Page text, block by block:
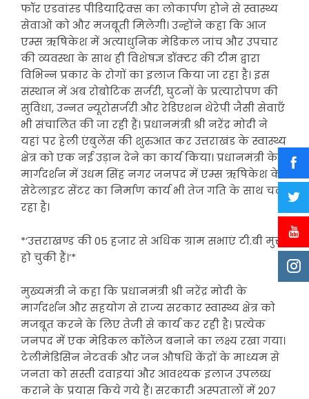
फॉर एडवांस्ड पीडियाट्रिक्स का लोकार्पण होने से स्वास्थ्य
सेवाओं को और मजबूती मिलेगी। उन्होंने कहा कि आज
एम्स ऋषिकेश में अत्याधुनिक मेडिकल जांच और उपचार
की व्यवस्था के साथ ही विशेषज्ञ डॉक्टर की टीम द्वारा
विभिन्न प्रकार के रोगों का इलाज किया जा रहा है। इस
संस्थान में अब रोबोटिक सर्जरी, घुटनों के प्रत्यारोपण की
सुविधा, उन्नत न्यूरोसर्जरी और रेडिएशन थेरेपी जैसी सेवाएँ
भी संचालित की जा रही हैं। प्रधानमंत्री श्री नरेंद्र मोदी ने
यहां पर हेली एंबुलेंस की शुरुआत कर उत्तराखंड के स्वास्थ्य
क्षेत्र को एक नई उड़ान देने का कार्य किया। प्रधानमंत्री के
मार्गदर्शन में उधम सिंह नगर जनपद में एम्स ऋषिकेश के
सेटेलाइट सेंटर का निर्माण कार्य भी तेज गति के साथ चल
रहा है।
*’उत्तराखण्ड की 05 हजार से अधिक ग्राम सभाएं टी.बी मुक्त
हो चुकी हैं।’*
मुख्यमंत्री ने कहा कि प्रधानमंत्री श्री नरेंद्र मोदी के
मार्गदर्शन और सहयोग से राज्य सरकार स्वास्थ्य क्षेत्र को
मजबूत करने के लिए तेजी से कार्य कर रही है। प्रत्येक
जनपद में एक मेडिकल कॉलेज बनाने का लक्ष्य रखा गया।
टेलीमेडिसिन नेटवर्क और जन औषधि केंद्रों के माध्यम से
जनता को सस्ती दवाइयां और आवश्यक इलाज उपलब्ध
कराने के प्रयास किये गये हैं। सरकारी अस्पतालों में 207